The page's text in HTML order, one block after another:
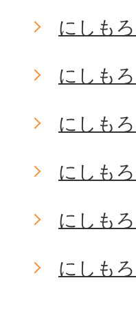
にしも
にしも
にしも
にしも
にしも
にしも